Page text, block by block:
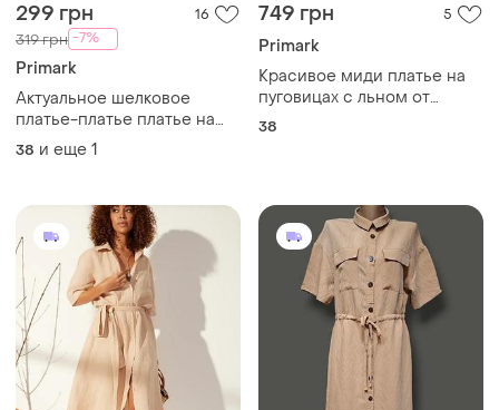
299 грн 16
319 грн -7%
Primark
Актуальное шелковое
платье-платье платье на
пуговицах
38 и еще 1
749 грн 5
Primark
Красивое миди платье на
пуговицах с льном от
primark
38